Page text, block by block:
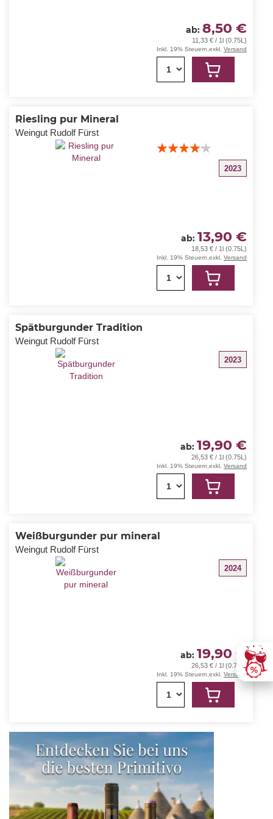
ab 8,50 €
11,33 € / 1l (0.75L)
Inkl. 19% Steuern exkl. Versand
1
Riesling pur Mineral
Weingut Rudolf Fürst
Bewertung:
2023
ab 13,90 €
18,53 € / 1l (0.75L)
Inkl. 19% Steuern exkl. Versand
1
Spätburgunder Tradition
Weingut Rudolf Fürst
2023
ab 19,90 €
26,53 € / 1l (0.75L)
Inkl. 19% Steuern exkl. Versand
1
Weißburgunder pur mineral
Weingut Rudolf Fürst
2024
ab 19,90 €
26,53 € / 1l (0.75L)
Inkl. 19% Steuern exkl. Versand
1